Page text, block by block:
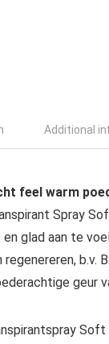
Additional
feel warm
Spray
en glad aan te
b.v.
geur